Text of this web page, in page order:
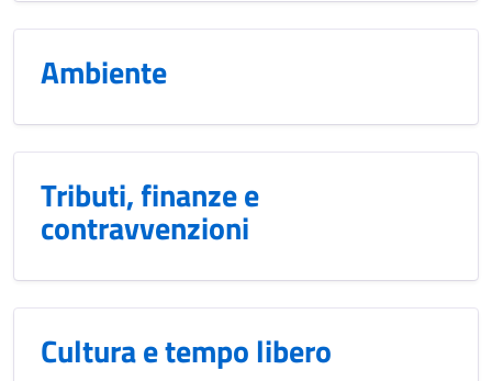
Ambiente
Tributi, finanze e
contravvenzioni
Cultura e tempo libero